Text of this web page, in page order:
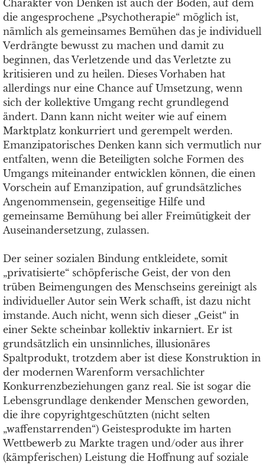
Charakter von Denken ist auch der Boden, auf dem
die angesprochene „Psychotherapie“ möglich ist,
nämlich als gemeinsames Bemühen das je individuell
Verdrängte bewusst zu machen und damit zu
beginnen, das Verletzende und das Verletzte zu
kritisieren und zu heilen. Dieses Vorhaben hat
allerdings nur eine Chance auf Umsetzung, wenn
sich der kollektive Umgang recht grundlegend
ändert. Dann kann nicht weiter wie auf einem
Marktplatz konkurriert und gerempelt werden.
Emanzipatorisches Denken kann sich vermutlich nur
entfalten, wenn die Beteiligten solche Formen des
Umgangs miteinander entwicklen können, die einen
Vorschein auf Emanzipation, auf grundsätzliches
Angenommensein, gegenseitige Hilfe und
gemeinsame Bemühung bei aller Freimütigkeit der
Auseinandersetzung, zulassen.
Der seiner sozialen Bindung entkleidete, somit
„privatisierte“ schöpferische Geist, der von den
trüben Beimengungen des Menschseins gereinigt als
individueller Autor sein Werk schafft, ist dazu nicht
imstande. Auch nicht, wenn sich dieser „Geist“ in
einer Sekte scheinbar kollektiv inkarniert. Er ist
grundsätzlich ein unsinnliches, illusionäres
Spaltprodukt, trotzdem aber ist diese Konstruktion in
der modernen Warenform versachlichter
Konkurrenzbeziehungen ganz real. Sie ist sogar die
Lebensgrundlage denkender Menschen geworden,
die ihre copyrightgeschützten (nicht selten
„waffenstarrenden“) Geistesprodukte im harten
Wettbewerb zu Markte tragen und/oder aus ihrer
(kämpferischen) Leistung die Hoffnung auf soziale